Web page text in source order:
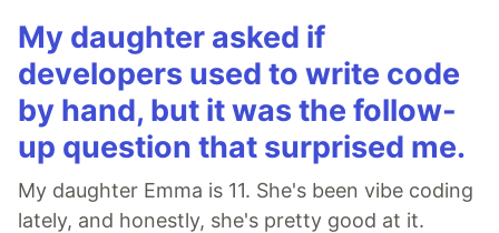
My daughter asked if
developers used to write code
by hand, but it was the follow-
up question that surprised me.
My daughter Emma is 11. She's been vibe coding
lately, and honestly, she's pretty good at it.